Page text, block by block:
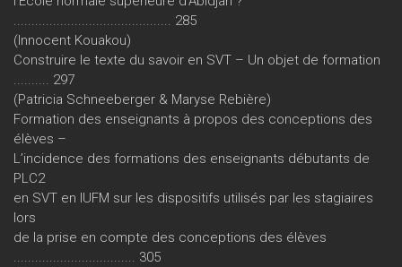
............................................ 285
(Innocent Kouakou)
Construire le texte du savoir en SVT – Un objet de formation
.......... 297
(Patricia Schneeberger & Maryse Rebière)
Formation des enseignants à propos des conceptions des
élèves –
L’incidence des formations des enseignants débutants de
PLC2
en SVT en IUFM sur les dispositifs utilisés par les stagiaires
lors
de la prise en compte des conceptions des élèves
.................................. 305